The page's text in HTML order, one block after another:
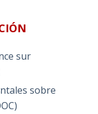
sur
sobre